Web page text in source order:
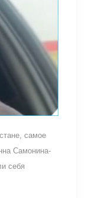
самое
Самонина-
себя